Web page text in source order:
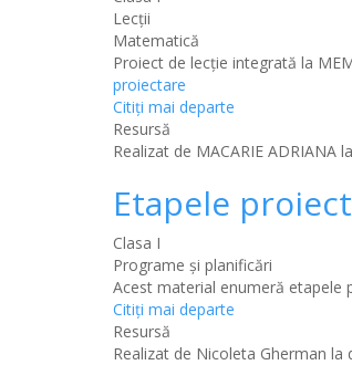
Lecții
Matematică
Proiect de lecție integrată la
proiectare
Citiţi mai departe
Resursă
Realizat de MACARIE ADRIANA
Etapele
Clasa I
Programe și planificări
Acest material enumeră etapele
Citiţi mai departe
Resursă
Realizat de Nicoleta Gherman la